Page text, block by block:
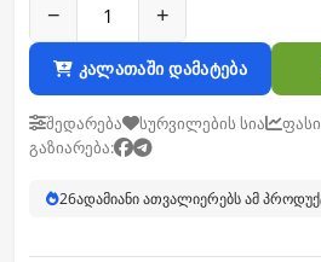
− +
კალათაში დამატება
შედარება სურვილების სია
გაზიარება:
26ადამიანი ათვალიერებს ამ